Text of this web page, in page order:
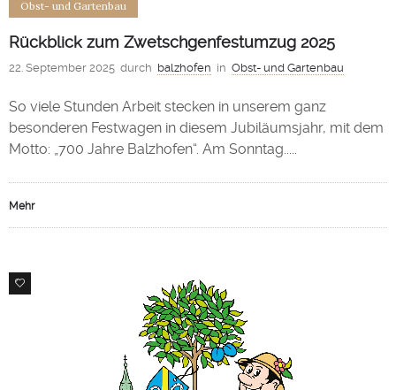
Obst- und Gartenbau
Rückblick zum Zwetschgenfestumzug 2025
22. September 2025 durch balzhofen in Obst- und Gartenbau
So viele Stunden Arbeit stecken in unserem ganz
besonderen Festwagen in diesem Jubiläumsjahr, mit dem
Motto: „700 Jahre Balzhofen“. Am Sonntag.....
Mehr
0